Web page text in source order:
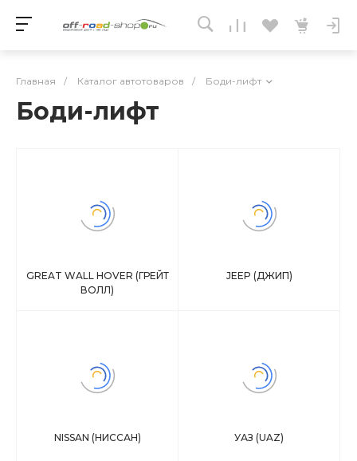
Главная / Каталог автотоваров / Боди-лифт
Боди-лифт
GREAT WALL HOVER (ГРЕЙТ
ВОЛЛ)
JEEP (ДЖИП)
NISSAN (НИССАН) УАЗ (UAZ)